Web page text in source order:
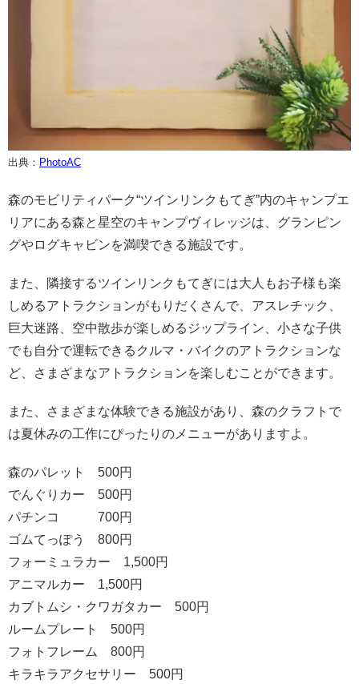
出典： PhotoAC
森のモビリティパーク“ツインリンクもてぎ”内のキャンプエ
リアにある森と星空のキャンプヴィレッジは、グランピン
グやログキャビンを満喫できる施設です。
また、隣接するツインリンクもてぎには大人もお子様も楽
しめるアトラクションがもりだくさんで、アスレチック、
巨大迷路、空中散歩が楽しめるジップライン、小さな子供
でも自分で運転できるクルマ・バイクのアトラクションな
ど、さまざまなアトラクションを楽しむことができます。
また、さまざまな体験できる施設があり、森のクラフトで
は夏休みの工作にぴったりのメニューがありますよ。
森のパレット 500円
でんぐりカー 500円
パチンコ 700円
ゴムてっぽう 800円
フォーミュラカー 1,500円
アニマルカー 1,500円
カブトムシ・クワガタカー 500円
ルームプレート 500円
フォトフレーム 800円
キラキラアクセサリー 500円